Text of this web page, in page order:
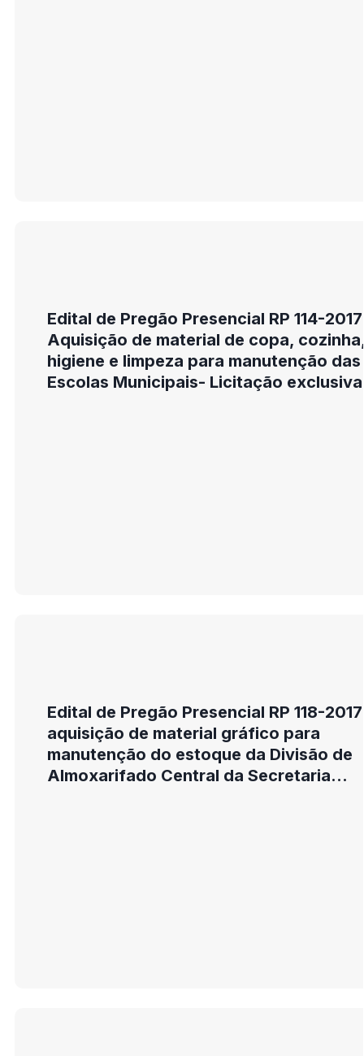
Edital de Pregão Presencial RP 114-2017
Aquisição de material de copa,
higiene e limpeza para manutenção das
Escolas Municipais- Licitação
Edital de Pregão Presencial RP 118-2017
aquisição de material gráfico para
manutenção do estoque da Divisão de
Almoxarifado Central da Secretaria